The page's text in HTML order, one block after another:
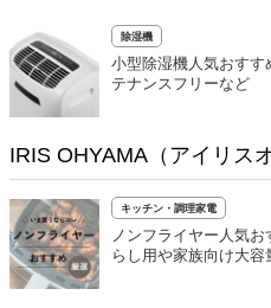
除湿機
小型除湿機人気おすす
テナンスフリーなど
IRIS OHYAMA（アイリス
キッチン・調理家電
ノンフライヤー人気
らし用や家族向け大容